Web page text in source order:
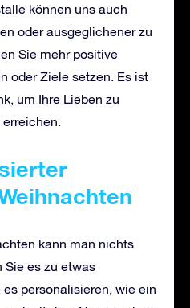
können uns auch
oder ausgeglichener zu
Sie mehr positive
oder Ziele setzen. Es ist
um Ihre Lieben zu
kann man nichts
es zu etwas
personalisieren, wie ein